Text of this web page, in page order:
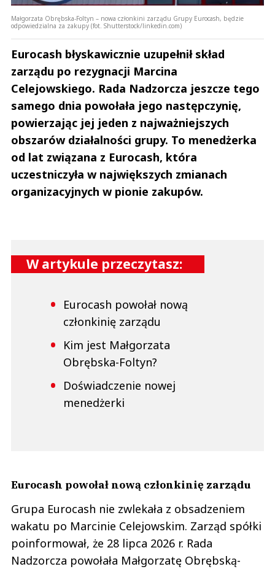
Małgorzata Obrębska-Foltyn – nowa członkini zarządu Grupy Eurocash, będzie
odpowiedzialna za zakupy (fot. Shutterstock/linkedin.com)
Eurocash błyskawicznie uzupełnił skład
zarządu po rezygnacji Marcina
Celejowskiego. Rada Nadzorcza jeszcze tego
samego dnia powołała jego następczynię,
powierzając jej jeden z najważniejszych
obszarów działalności grupy. To menedżerka
od lat związana z Eurocash, która
uczestniczyła w największych zmianach
organizacyjnych w pionie zakupów.
W artykule przeczytasz:
Eurocash powołał nową
członkinię zarządu
Kim jest Małgorzata
Obrębska-Foltyn?
Doświadczenie nowej
menedżerki
Eurocash powołał nową członkinię zarządu
Grupa Eurocash nie zwlekała z obsadzeniem
wakatu po Marcinie Celejowskim. Zarząd spółki
poinformował, że 28 lipca 2026 r. Rada
Nadzorcza powołała Małgorzatę Obrębską-